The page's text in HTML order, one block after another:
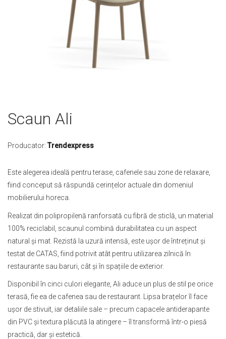
Scaun Ali
Producator: Trendexpress
Este alegerea ideală pentru terase, cafenele sau zone de relaxare,
fiind conceput să răspundă cerințelor actuale din domeniul
mobilierului horeca.
Realizat din polipropilenă ranforsată cu fibră de sticlă, un material
100% reciclabil, scaunul combină durabilitatea cu un aspect
natural și mat. Rezistă la uzură intensă, este ușor de întreținut și
testat de CATAS, fiind potrivit atât pentru utilizarea zilnică în
restaurante sau baruri, cât și în spațiile de exterior.
Disponibil în cinci culori elegante, Ali aduce un plus de stil pe orice
terasă, fie ea de cafenea sau de restaurant. Lipsa brațelor îl face
ușor de stivuit, iar detaliile sale – precum capacele antiderapante
din PVC și textura plăcută la atingere – îl transformă într-o piesă
practică, dar și estetică.
Skip
to
beginning
images
gallery